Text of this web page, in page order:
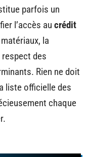
parfois un
l’accès au crédit
la
des
Rien ne doit
liste officielle des
chaque